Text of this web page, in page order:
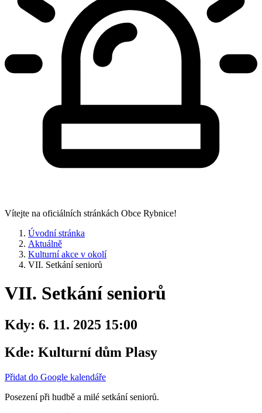
Vítejte na oficiálních stránkách Obce Rybnice!
Úvodní stránka
Aktuálně
Kulturní akce v okolí
VII. Setkání seniorů
VII. Setkání seniorů
Kdy: 6. 11. 2025 15:00
Kde: Kulturní dům Plasy
Přidat do Google kalendáře
Posezení při hudbě a milé setkání seniorů.